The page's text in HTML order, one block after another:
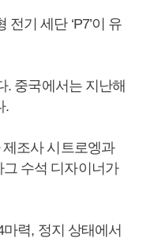
기 세단 ‘P7’이 유
. 중국에서는 지난해
.
조사 시트로엥과
수석 디자이너가
력, 정지 상태에서